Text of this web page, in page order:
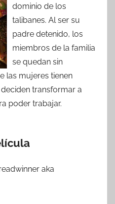
dominio de los
talibanes. Al ser su
padre detenido, los
miembros de la familia
se quedan sin
las mujeres tienen
transformar a
poder trabajar.
aka